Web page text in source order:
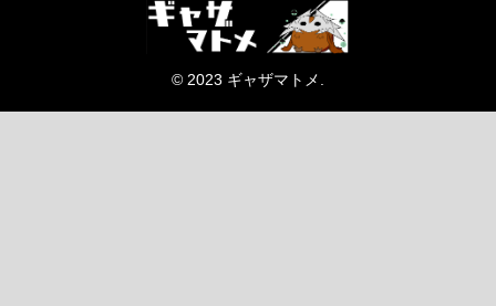
© 2023 ギャザマトメ.